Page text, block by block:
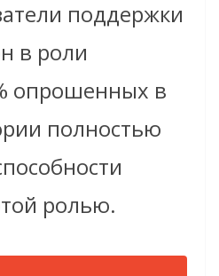
поддержки
в роли
опрошенных в
полностью
ролью.